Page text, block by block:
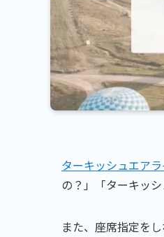
ターキッシュエア
の？」「ターキッ
また、座席指定を